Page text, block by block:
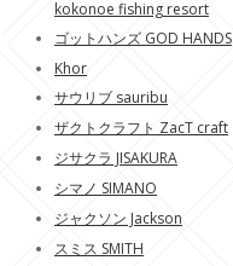
kokonoe fishing resort
ゴットハンズ GOD HANDS
Khor
サウリブ sauribu
ザクトクラフト ZacT craft
ジサクラ JISAKURA
シマノ SIMANO
ジャクソン Jackson
スミス SMITH